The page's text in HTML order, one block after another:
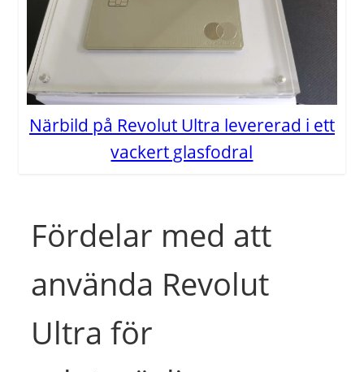
Närbild på Revolut Ultra levererad i ett
vackert glasfodral
Fördelar med att
använda Revolut
Ultra för